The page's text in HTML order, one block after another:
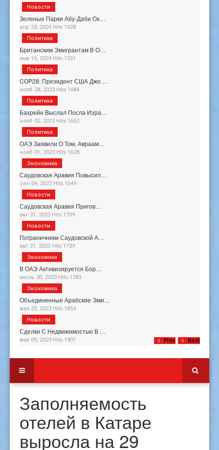
Prev Next
Зеленые Парки Абу-Даби Ох…
апр 23, 2024 Hits:1428
Новости
Британским Эмигрантам В О…
янв 15, 2024 Hits:1551
Политика
COP28: Президент США Джо …
нояб 28, 2023 Hits:1684
Политика
Бахрейн Выслал Посла Изра…
нояб 02, 2023 Hits:1652
Политика
ОАЭ Заявили О Том, Авраам…
нояб 01, 2023 Hits:1628
Политика
Саудовская Аравия Повысил…
сен 04, 2023 Hits:1649
Экономика
Саудовская Аравия Пригов…
авг 31, 2023 Hits:1709
Новости
Пограничники Саудовской А…
авг 21, 2023 Hits:1739
Новости
В ОАЭ Активизируется Бор…
июль 30, 2023 Hits:1783
Экономика
Объединенные Арабские Эми…
мая 25, 2023 Hits:1853
Экономика
Сделки С Недвижимостью В …
мая 09, 2023 Hits:1907
Новости
Заполняемость
отелей в Катаре
выросла на 29